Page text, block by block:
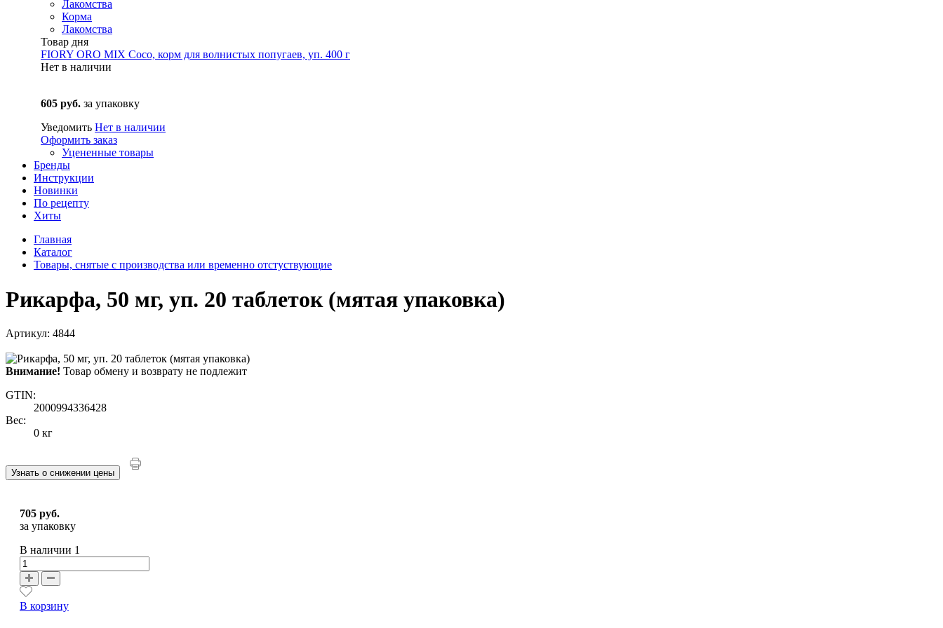
Лакомства
Корма
Лакомства
Товар дня
FIORY ORO MIX Coco, корм для волнистых попугаев, уп. 400 г
Нет в наличии
605 руб. за упаковку
Уведомить Нет в наличии
Оформить заказ
Уцененные товары
Бренды
Инструкции
Новинки
По рецепту
Хиты
Главная
Каталог
Товары, снятые с производства или временно отстуствующие
Рикарфа, 50 мг, уп. 20 таблеток (мятая упаковка)
Артикул: 4844
Внимание! Товар обмену и возврату не подлежит
GTIN:
2000994336428
Вес:
0 кг
Узнать о снижении цены
705 руб.
за упаковку
В наличии 1
В корзину